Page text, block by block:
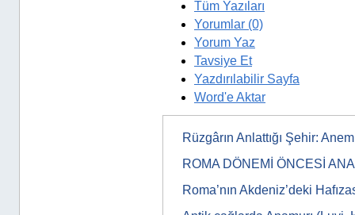
Tüm Yazıları
Yorumlar (0)
Yorum Yaz
Tavsiye Et
Yazdırılabilir Sayfa
Word'e Aktar
Rüzgârın Anlattığı Şehir:
ROMA DÖNEMİ ÖNCESİ
Roma’nın Akdeniz’deki